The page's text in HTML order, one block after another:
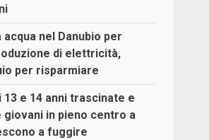
nel Danubio per
di elettricità,
per risparmiare
13 e 14 anni trascinate e
in pieno centro a
a fuggire